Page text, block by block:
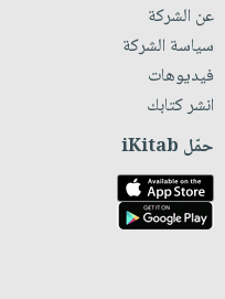
عن الشركة
سياسة الشركة
فيديوهات
انشر كتابك
حمّل iKitab